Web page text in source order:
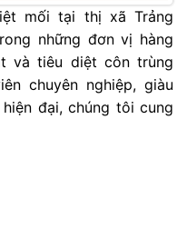
mối tại thị xã Trảng
những đơn vị hàng
và tiêu diệt côn trùng
chuyên nghiệp, giàu
đại, chúng tôi cung